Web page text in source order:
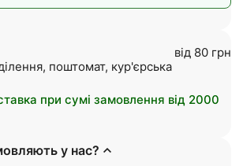
поштомат, кур'єрська
від 80 грн
при сумі замовлення від 2000
у нас?